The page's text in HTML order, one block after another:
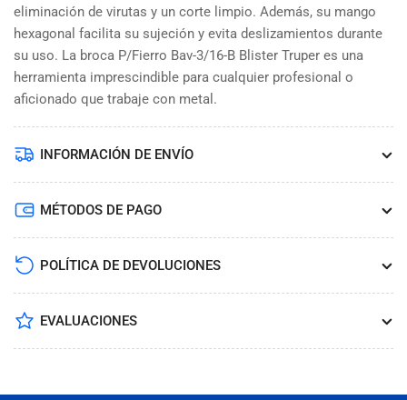
eliminación de virutas y un corte limpio. Además, su mango
hexagonal facilita su sujeción y evita deslizamientos durante
su uso. La broca P/Fierro Bav-3/16-B Blister Truper es una
herramienta imprescindible para cualquier profesional o
aficionado que trabaje con metal.
INFORMACIÓN DE ENVÍO
MÉTODOS DE PAGO
POLÍTICA DE DEVOLUCIONES
EVALUACIONES